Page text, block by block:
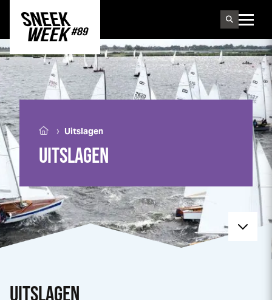
UITSLAGEN
› Uitslagen
UITSLAGEN